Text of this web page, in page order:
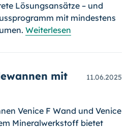
Lösungsansätze – und
mit mindestens
Weiterlesen
mit
11.06.2025
Venice F Wand und Venice
Mineralwerkstoff bietet